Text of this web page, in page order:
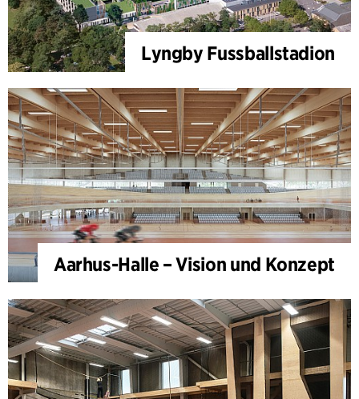
Lyngby Fussballstadion
Aarhus-Halle – Vision und Konzept